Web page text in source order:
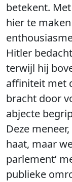
betekent.
hier te
Hitler
terwijl hij
affiniteit met
bracht door
abjecte
Deze
haat, maar
parlement’
publieke